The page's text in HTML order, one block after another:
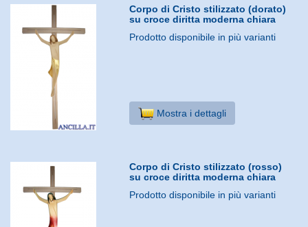
Corpo di Cristo stilizzato (dorato)
su croce diritta moderna chiara
Prodotto disponibile in più varianti
Mostra i dettagli
Corpo di Cristo stilizzato (rosso)
su croce diritta moderna chiara
Prodotto disponibile in più varianti